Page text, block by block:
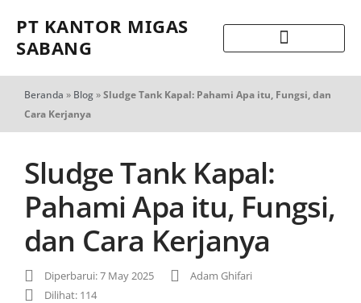
PT KANTOR MIGAS
SABANG
Beranda » Blog»Sludge Tank Kapal: Pahami Apa itu, Fungsi, dan
Cara Kerjanya
Sludge Tank Kapal:
Pahami Apa itu, Fungsi,
dan Cara Kerjanya
Diperbarui: 7 May 2025
Adam Ghifari
Dilihat: 114